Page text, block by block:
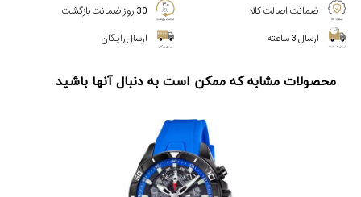
ضمانت اصالت کالا
30 روز ضمانت بازگشت
ارسال 3 ساعته
ارسال رایگان
محصولات مشابه که ممکن است به دنبال آنها باشید